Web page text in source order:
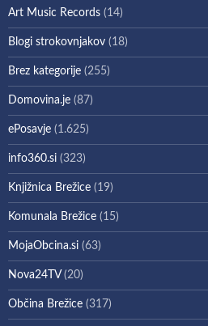
Art Music Records (14)
Blogi strokovnjakov (18)
Brez kategorije (255)
Domovina.je (87)
ePosavje (1.625)
info360.si (323)
Knjižnica Brežice (19)
Komunala Brežice (15)
MojaObcina.si (63)
Nova24TV(20)
Občina Brežice (317)